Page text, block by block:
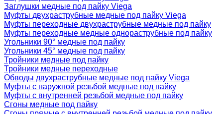
Заглушки медные под пайку Viega
Муфты двухраструбные медные под пайку Viega
Муфты переходные двухраструбные медные под пайку
Муфты переходные медные однораструбные под пайку
Угольники 90° медные под пайку
Угольники 45° медные под пайку
Тройники медные под пайку
Тройники медные переходные
Обводы двухраструбные медные под пайку Viega
Муфты с наружной резьбой медные под пайку
Муфты с внутренней резьбой медные под пайку
Сгоны медные под пайку